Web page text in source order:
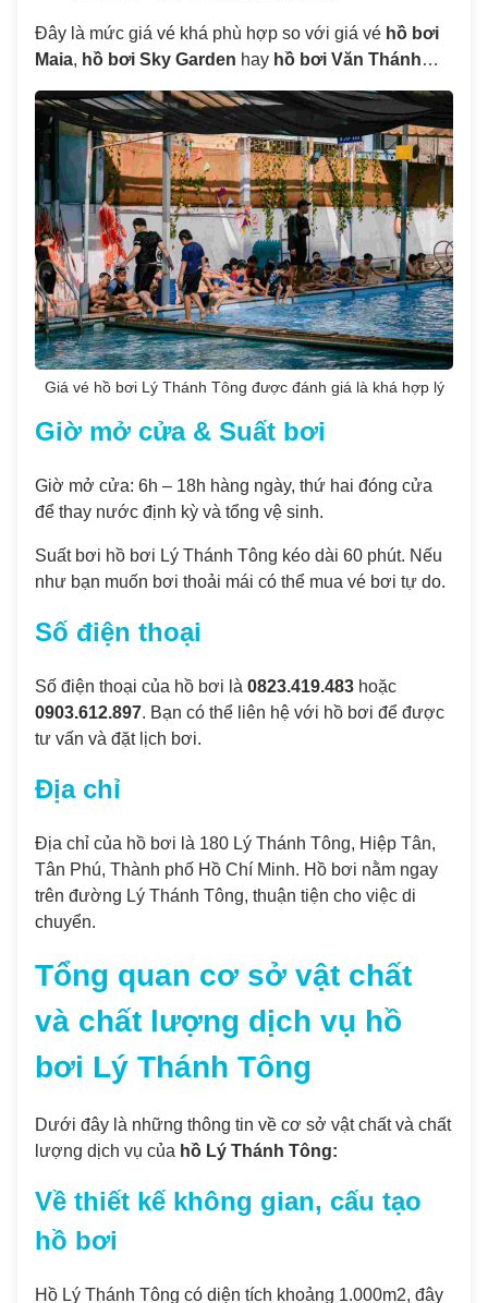
Đây là mức giá vé khá phù hợp so với giá vé hồ bơi
Maia, hồ bơi Sky Garden hay hồ bơi Văn Thánh…
Giá vé hồ bơi Lý Thánh Tông được đánh giá là khá hợp lý
Giờ mở cửa & Suất bơi
Giờ mở cửa: 6h – 18h hàng ngày, thứ hai đóng cửa
để thay nước định kỳ và tổng vệ sinh.
Suất bơi hồ bơi Lý Thánh Tông kéo dài 60 phút. Nếu
như bạn muốn bơi thoải mái có thể mua vé bơi tự do.
Số điện thoại
Số điện thoại của hồ bơi là 0823.419.483 hoặc
0903.612.897. Bạn có thể liên hệ với hồ bơi để được
tư vấn và đặt lịch bơi.
Địa chỉ
Địa chỉ của hồ bơi là 180 Lý Thánh Tông, Hiệp Tân,
Tân Phú, Thành phố Hồ Chí Minh. Hồ bơi nằm ngay
trên đường Lý Thánh Tông, thuận tiện cho việc di
chuyển.
Tổng quan cơ sở vật chất
và chất lượng dịch vụ hồ
bơi Lý Thánh Tông
Dưới đây là những thông tin về cơ sở vật chất và chất
lượng dịch vụ của hồ Lý Thánh Tông:
Về thiết kế không gian, cấu tạo
hồ bơi
Hồ Lý Thánh Tông có diện tích khoảng 1.000m2, đây